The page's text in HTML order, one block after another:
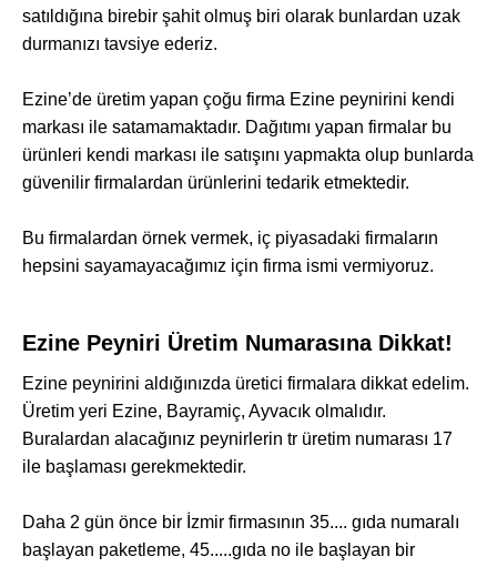
satıldığına birebir şahit olmuş biri olarak bunlardan uzak
durmanızı tavsiye ederiz.
Ezine’de üretim yapan çoğu firma Ezine peynirini kendi
markası ile satamamaktadır. Dağıtımı yapan firmalar bu
ürünleri kendi markası ile satışını yapmakta olup bunlarda
güvenilir firmalardan ürünlerini tedarik etmektedir.
Bu firmalardan örnek vermek, iç piyasadaki firmaların
hepsini sayamayacağımız için firma ismi vermiyoruz.
Ezine Peyniri Üretim Numarasına Dikkat!
Ezine peynirini aldığınızda üretici firmalara dikkat edelim.
Üretim yeri Ezine, Bayramiç, Ayvacık olmalıdır.
Buralardan alacağınız peynirlerin tr üretim numarası 17
ile başlaması gerekmektedir.
Daha 2 gün önce bir İzmir firmasının 35.... gıda numaralı
başlayan paketleme, 45.....gıda no ile başlayan bir